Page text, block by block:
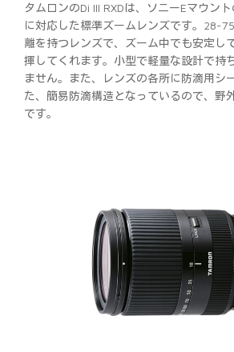
タムロンのDi III RXDは、ソニーEマウン
に対応した標準ズームレンズです。28-
離を持つレンズで、ズーム中でも安定し
揮してくれます。小型で軽量な設計で持
ません。また、レンズの各所に防滴用シ
た、簡易防滴構造となっているので、野
です。